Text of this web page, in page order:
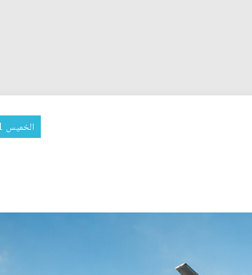
الخميس 11 حزيران 2026